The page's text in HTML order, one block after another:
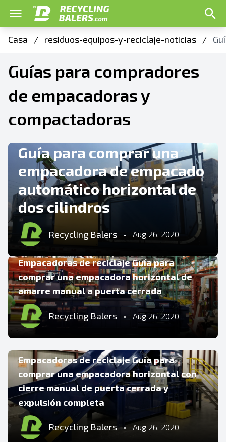
Casa / residuos-equipos-y-reciclaje-noticias /
Guías para compradores
de empacadoras y
compactadoras
CONSEJOS Y SUGERENCIAS
Empacadoras de reciclaje
Guía para comprar una
empacadora de empacado
automático horizontal de
dos cilindros
Recycling Balers • Aug 26, 2020
GUÍAS PARA COMPRADORES DE EMPACADORAS Y
COMPACTADORAS
Empacadoras de reciclaje Guía para
comprar una empacadora horizontal de
amarre manual a puerta cerrada
Recycling Balers • Aug 26, 2020
CONSEJOS Y SUGERENCIAS
Empacadoras de reciclaje Guía para
comprar una empacadora horizontal con
cierre manual de puerta cerrada y
expulsión completa
Recycling Balers • Aug 26, 2020
CONSEJOS Y SUGERENCIAS